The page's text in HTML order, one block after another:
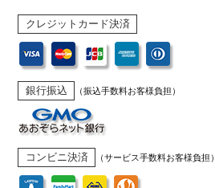
クレジットカード決済
銀行振込 （振込手数料お客様負担）
コンビニ決済 （サービス手数料お客様負担）